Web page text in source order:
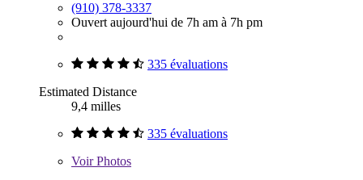
(910) 378-3337
Ouvert aujourd'hui de 7h am à 7h pm
335 évaluations
Estimated Distance
9,4 milles
335 évaluations
VoirPhotos